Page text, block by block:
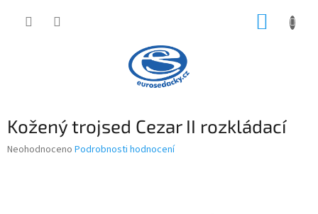
Kožený trojsed Cezar II rozkládací
Průměrné
Neohodnoceno Podrobnosti hodnocení